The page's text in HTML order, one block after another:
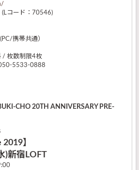
コード：70546)
携帯共通）
/ 枚数制限4枚
5533-0888
CHO 20TH ANNIVERSARY PRE-
】
)新宿LOFT